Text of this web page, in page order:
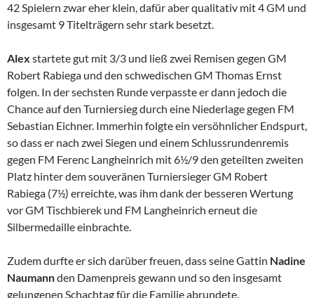
42 Spielern zwar eher klein, dafür aber qualitativ mit 4 GM und
insgesamt 9 Titelträgern sehr stark besetzt.
Alex startete gut mit 3/3 und ließ zwei Remisen gegen GM
Robert Rabiega und den schwedischen GM Thomas Ernst
folgen. In der sechsten Runde verpasste er dann jedoch die
Chance auf den Turniersieg durch eine Niederlage gegen FM
Sebastian Eichner. Immerhin folgte ein versöhnlicher Endspurt,
so dass er nach zwei Siegen und einem Schlussrundenremis
gegen FM Ferenc Langheinrich mit 6½/9 den geteilten zweiten
Platz hinter dem souveränen Turniersieger GM Robert
Rabiega (7½) erreichte, was ihm dank der besseren Wertung
vor GM Tischbierek und FM Langheinrich erneut die
Silbermedaille einbrachte.
Zudem durfte er sich darüber freuen, dass seine Gattin Nadine
Naumannden Damenpreis gewann und so den insgesamt
gelungenen Schachtag für die Familie abrundete.